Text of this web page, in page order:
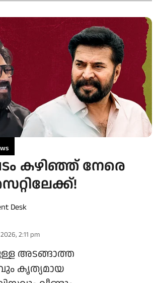
കഴിഞ്ഞ് നേരെ
Desk
2:11 pm
അടങ്ങാത്ത
കൃത്യമായ